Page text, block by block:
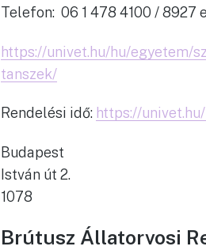
Telefon: 06 1 478 4100 / 8927
https://univet.hu/hu/egyetem/
tanszek/
Rendelési idő: https://
Budapest
István út 2.
1078
Brútusz Állatorvosi